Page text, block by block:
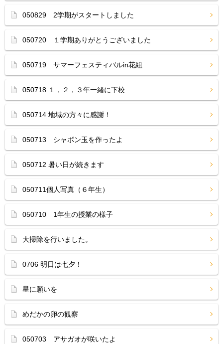
050829 2学期がスタートしました
050720 １学期ありがとうございました
050719 サマーフェスティバルin花組
050718 １，２，３年一緒に下校
050714 地域の方々に感謝！
050713 シャボン玉を作ったよ
050712 暑い日が続きます
050711個人写真（６年生）
050710 1年生の授業の様子
大掃除を行いました。
0706 明日は七夕！
星に願いを
めだかの卵の観察
050703 アサガオが咲いたよ